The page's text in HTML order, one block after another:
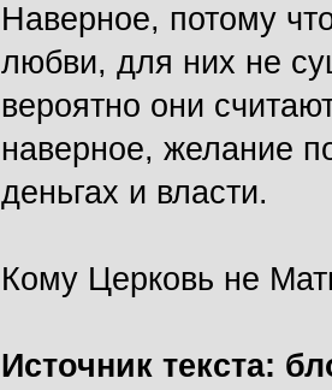
Наверное, потому
любви, для них не
вероятно они
наверное, желание
деньгах и власти.
Кому Церковь не
Источник текста: